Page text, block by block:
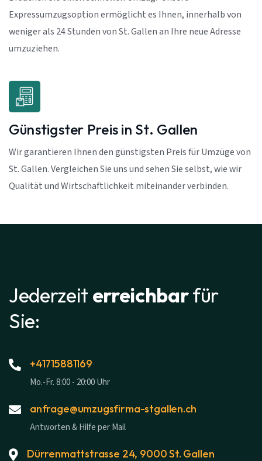
Expressumzugsoption ermöglicht es Ihnen, innerhalb von
weniger als 24 Stunden von St. Gallen an Ihre neue Adresse
umzuziehen.
Günstigster Preis in St. Gallen
Wir garantieren Ihnen den günstigsten Preis für Umzüge von
St. Gallen. Vergleichen Sie uns und sehen Sie selbst, wie wir
Qualität und Wirtschaftlichkeit miteinander verbinden.
Jederzeit erreichbarfür
Sie:
+41715881169
Mo.-Fr. 8:00 - 20:00 Uhr
anfrage@umzugsfirma-stgallen.ch
Antworten & Hilfe per Mail
Dürrenmattstrasse 24, 9000 St. Gallen